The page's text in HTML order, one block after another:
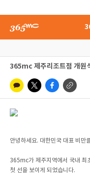
365mc 제주리조트점 개원
안녕하세요. 대한민국 대표 비만
365mc가 제주지역에서 국내 최
첫 선을 보이게 되었습니다.